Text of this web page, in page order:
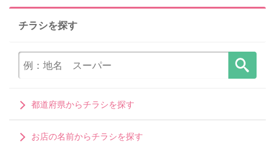
チラシを探す
都道府県からチラシを探す
お店の名前からチラシを探す